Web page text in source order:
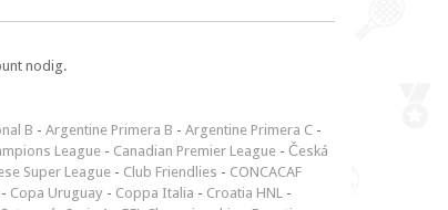
nodig.
B - Argentine Primera B - Argentine Primera C -
League - Canadian Premier League - Česká
Super League - Club Friendlies - CONCACAF
- Copa Uruguay - Coppa Italia - Croatia HNL -